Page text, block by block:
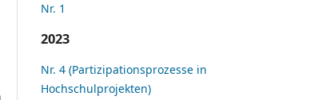
Nr. 1
2023
Nr. 4 (Partizipationsprozesse in
Hochschulprojekten)